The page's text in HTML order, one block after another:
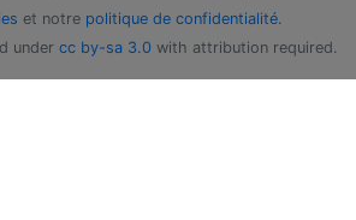
et notre politique de confidentialité.
under cc by-sa 3.0 with attribution required.